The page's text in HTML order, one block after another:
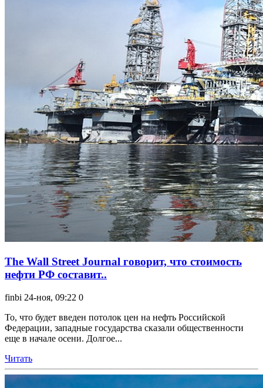
The Wall Street Journal говорит, что стоимость
нефти РФ составит..
finbi 24-ноя, 09:22 0
То, что будет введен потолок цен на нефть Российской
Федерации, западные государства сказали общественности
еще в начале осени. Долгое...
Читать